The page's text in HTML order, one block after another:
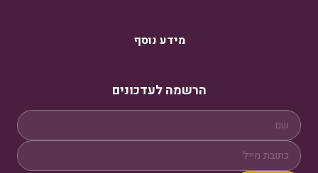
מידע נוסף
הרשמה לעדכונים